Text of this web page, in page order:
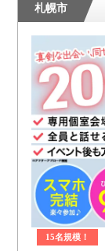
札幌市
15名規模！